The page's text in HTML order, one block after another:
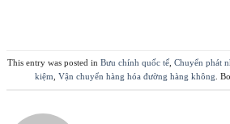
This entry was posted in Bưu chính quốc tế Chuyển phát
kiệm Vận chuyển hàng hóa đường hàng không .